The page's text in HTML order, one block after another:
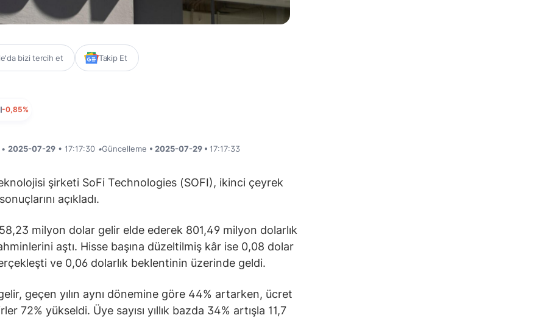
bizi tercih et Takip Et
-0,85%
2025-07-29 • 17:17:30 •Güncelleme • 2025-07-29 • 17:17:33
şirketi SoFi Technologies (SOFI), ikinci çeyrek
açıkladı.
milyon dolar gelir elde ederek 801,49 milyon dolarlık
aştı. Hisse başına düzeltilmiş kâr ise 0,08 dolar
ve 0,06 dolarlık beklentinin üzerinde geldi.
geçen yılın aynı dönemine göre 44% artarken, ücret
72% yükseldi. Üye sayısı yıllık bazda 34% artışla 11,7